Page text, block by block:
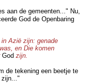
aan de gemeenten..." Nu,
God de Openbaring
Azië zijn: genade
en Die komen
God zijn.
de tekening een beetje te
zijn..."